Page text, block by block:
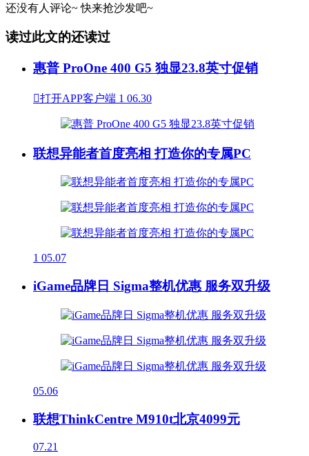
还没有人评论~ 快来抢沙发吧~
读过此文的还读过
惠普 ProOne 400 G5 独显23.8英寸促销
打开APP客户端 1 06.30
联想异能者首度亮相 打造你的专属PC
1 05.07
iGame品牌日 Sigma整机优惠 服务双升级
05.06
联想ThinkCentre M910t北京4099元
07.21